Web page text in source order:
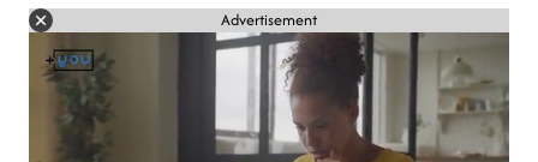
Advertisement